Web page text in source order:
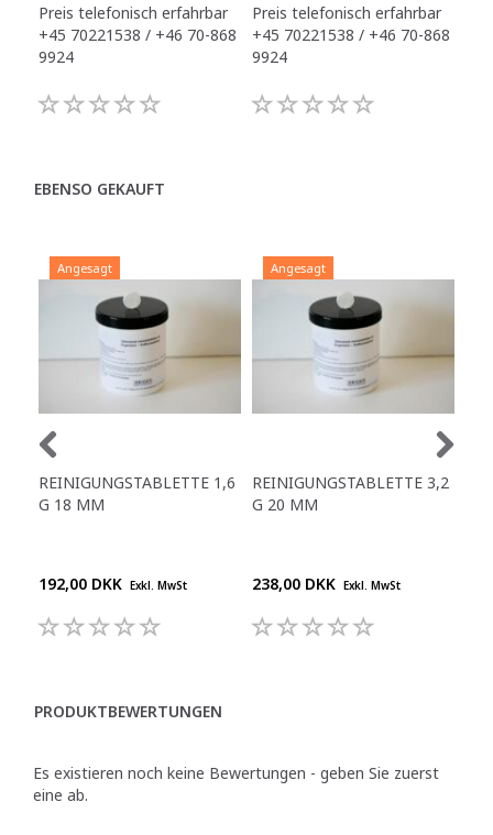
Preis telefonisch erfahrbar
+45 70221538 / +46 70-868
9924
Preis telefonisch erfahrbar
+45 70221538 / +46 70-868
9924
EBENSO GEKAUFT
Angesagt
REINIGUNGSTABLETTE 1,6
G 18 MM
192,00 DKK Exkl. MwSt
Angesagt
REINIGUNGSTABLETTE 3,2
G 20 MM
238,00 DKK Exkl. MwSt
PRODUKTBEWERTUNGEN
Es existieren noch keine Bewertungen - geben Sie zuerst
eine ab.